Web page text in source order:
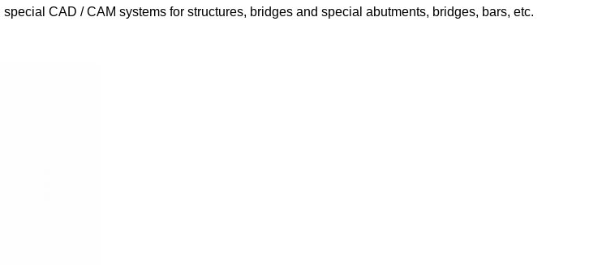
CAD / CAM systems for structures, bridges and special abutments, bridges, bars, etc.